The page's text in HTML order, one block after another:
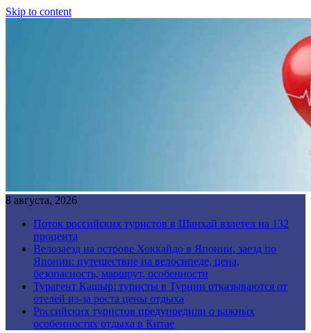
Skip to content
8 августа, 2026
Поток российских туристов в Шанхай взлетел на 132
процента
Велозаезд на острове Хоккайдо в Японии, заезд по
Японии: путешествие на велосипеде, цена,
безопасность, маршрут, особенности
Турагент Кашыр: туристы в Турции отказываются от
отелей из-за роста цены отдыха
Российских туристов предупредили о важных
особенностях отдыха в Китае